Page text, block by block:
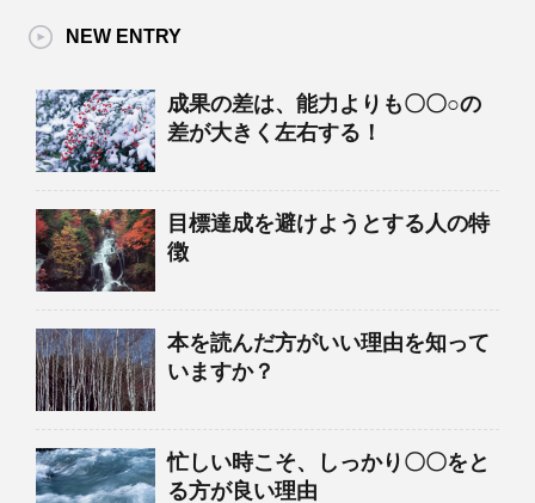
NEW ENTRY
成果の差は、能力よりも〇〇○の
差が大きく左右する！
目標達成を避けようとする人の特
徴
本を読んだ方がいい理由を知って
いますか？
忙しい時こそ、しっかり〇〇をと
る方が良い理由